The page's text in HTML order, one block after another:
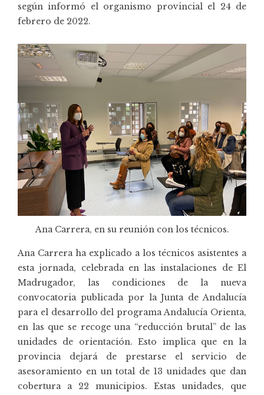
según informó el organismo provincial el 24 de
febrero de 2022.
Ana Carrera, en su reunión con los técnicos.
Ana Carrera ha explicado a los técnicos asistentes a
esta jornada, celebrada en las instalaciones de El
Madrugador, las condiciones de la nueva
convocatoria publicada por la Junta de Andalucía
para el desarrollo del programa Andalucía Orienta,
en las que se recoge una “reducción brutal” de las
unidades de orientación. Esto implica que en la
provincia dejará de prestarse el servicio de
asesoramiento en un total de 13 unidades que dan
cobertura a 22 municipios. Estas unidades, que